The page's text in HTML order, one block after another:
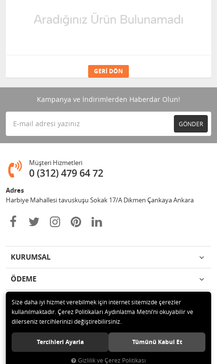
GERI DÖN
Kampanya ve İndirimlerden Haberdar Olun!
GÖNDER
Müşteri Hizmetleri
0 (312) 479 64 72
Adres
Harbiye Mahallesi tavuskuşu Sokak 17/A Dikmen Çankaya Ankara
KURUMSAL
ÖDEME
İLETİŞİM
© 2020 2Y BİLİŞİM İÇ VE DIŞ TİCARET LTD. ŞTİ. Tüm hakları saklıdır.
Size daha iyi hizmet verebilmek için internet sitemizde çerezler
kullanılmaktadır. Çerez Politikaları Aydınlatma Metni’ni okuyabilir ve
dilerseniz tercihlerinizi değiştirebilirsiniz.
Tercihleri Ayarla Tümünü Kabul Et
Gizlilik ve Çerez Politikası